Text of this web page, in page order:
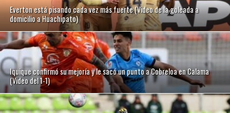
Everton está pisando cada vez más fuerte (Video de la goleada a
domicilio a Huachipato)
Iquique confirmó su mejoría y le sacó un punto a Cobreloa en Calama
(Video del 1-1)